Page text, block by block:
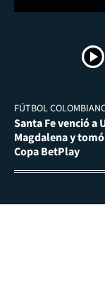
FÚTBOL
Santa Fe venció a
Magdalena y
Copa BetPlay